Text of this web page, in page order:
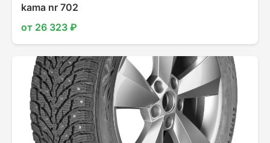
kama nr 702
от 26 323 ₽